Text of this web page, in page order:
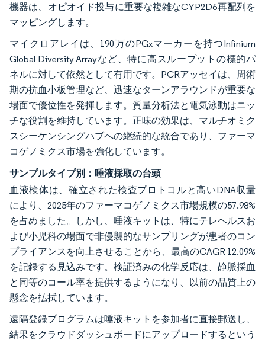
機器は、オピオイド投与に重要な複雑なCYP2D6再配列を
マッピングします。
マイクロアレイは、190万のPGxマーカーを持つInfinium
Global Diversity Arrayなど、特に高スループットの標的パ
ネルに対して依然として有用です。PCRアッセイは、周術
期の抗血小板管理など、迅速なターンアラウンドが重要な
場面で優位性を発揮します。質量分析法と電気泳動はニッ
チな役割を維持しています。正味の効果は、マルチオミク
スシーケンシングハブへの継続的な統合であり、ファーマ
コゲノミクス市場を強化しています。
サンプルタイプ別：唾液採取の台頭
血液検体は、確立された検査プロトコルと高いDNA収量
により、2025年のファーマコゲノミクス市場規模の57.98%
を占めました。しかし、唾液キットは、特にテレヘルスお
よび小児科の場面で非侵襲的なサンプリングが患者のコン
プライアンスを向上させることから、最高のCAGR 12.09%
を記録する見込みです。検証済みの化学反応は、静脈採血
と同等のコール率を提供するようになり、以前の品質上の
懸念を払拭しています。
遠隔登録プログラムは唾液キットを参加者に直接郵送し、
結果をクラウドダッシュボードにアップロードするという